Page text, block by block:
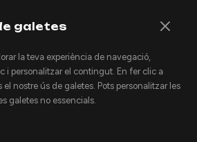
reservats.
galetes
la teva experiència de navegació,
i personalitzar el contingut. En fer clic a
nostre ús de galetes. Pots personalitzar les
galetes no essencials.